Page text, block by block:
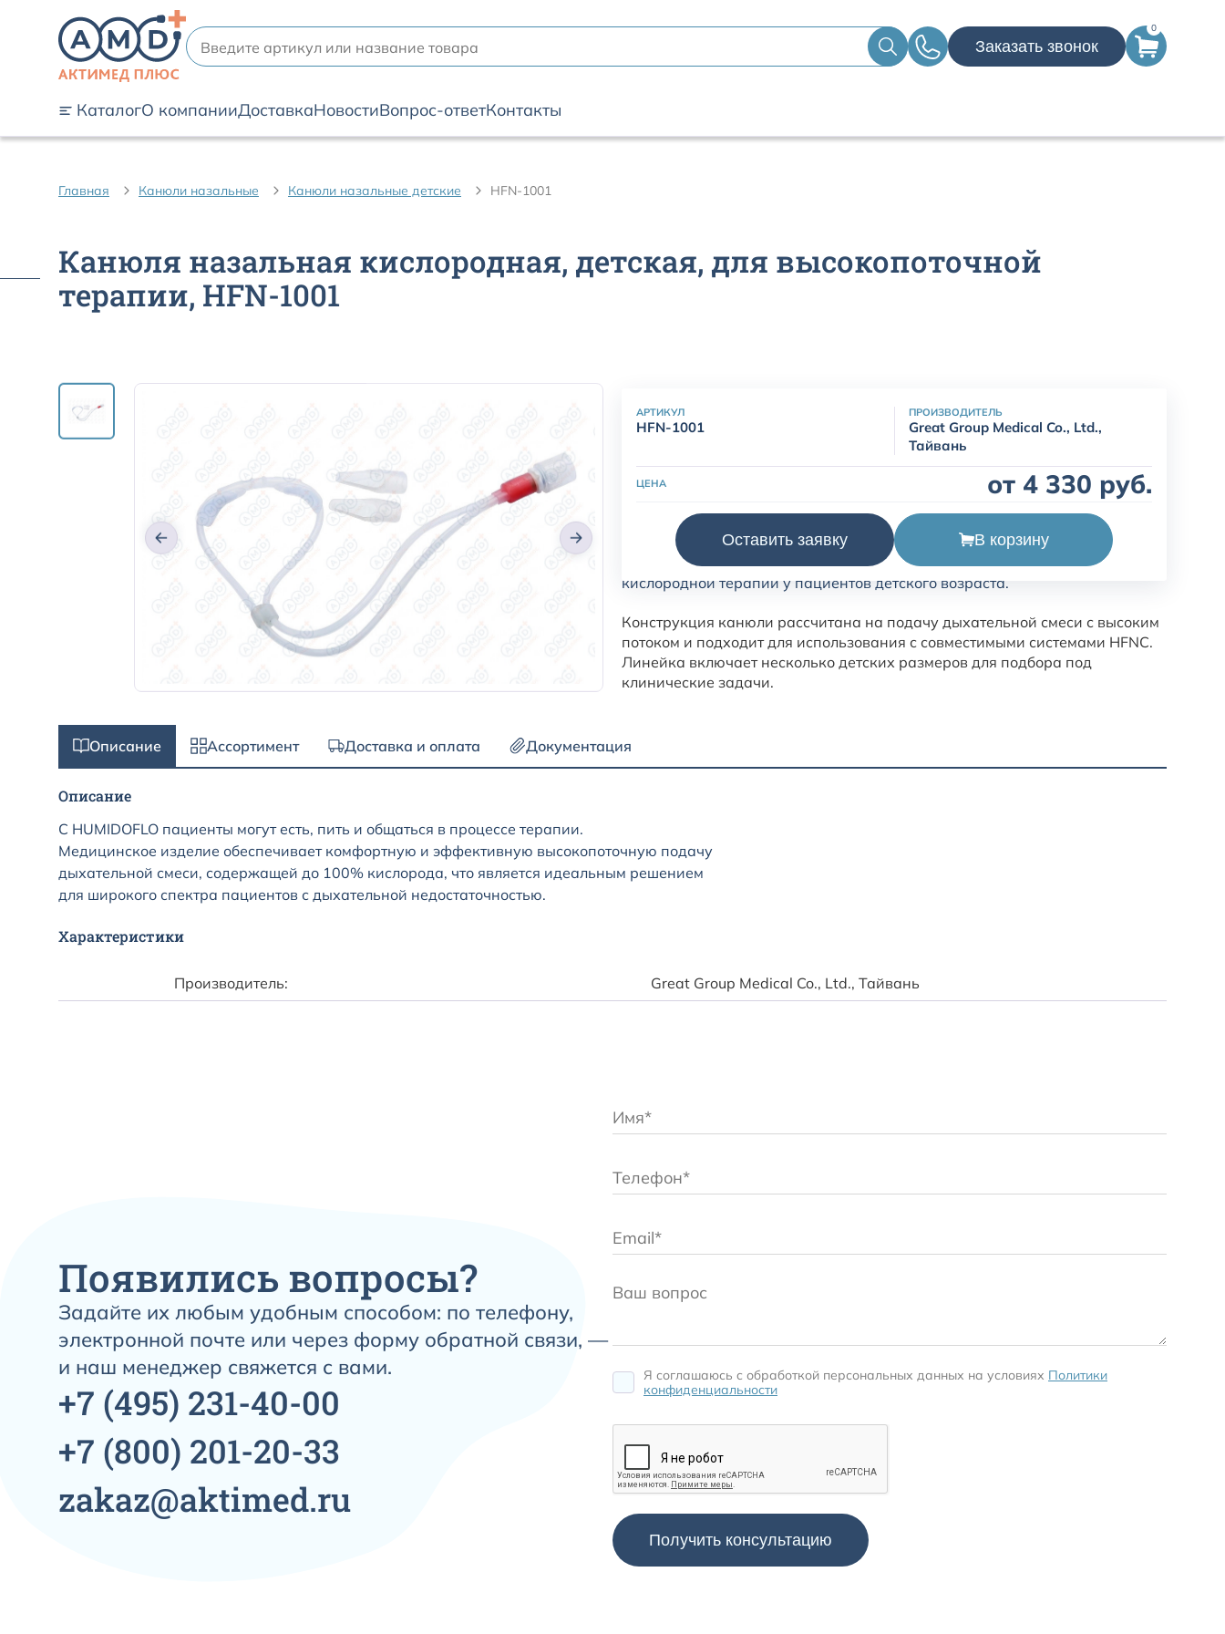
КаталогО компанииДоставкаНовостиВопрос-ответКонтакты
Заказать звонок
0
Главная Канюли назальные Канюли назальные детские HFN-1001
Канюля назальная кислородная, детская, для высокопоточной
терапии, HFN-1001
АРТИКУЛ
HFN-1001
ПРОИЗВОДИТЕЛЬ
Great Group Medical Co., Ltd.,
Тайвань
ЦЕНА от 4 330 руб.
Оставить заявку
В корзину
Детская назальная канюля HFN-1001 предназначена для высокопоточной
кислородной терапии у пациентов детского возраста.
Конструкция канюли рассчитана на подачу дыхательной смеси с высоким
потоком и подходит для использования с совместимыми системами HFNC.
Линейка включает несколько детских размеров для подбора под
клинические задачи.
Описание Ассортимент Доставка и оплата Документация
Описание
С HUMIDOFLO пациенты могут есть, пить и общаться в процессе терапии.
Медицинское изделие обеспечивает комфортную и эффективную высокопоточную подачу
дыхательной смеси, содержащей до 100% кислорода, что является идеальным решением
для широкого спектра пациентов с дыхательной недостаточностью.
Характеристики
Производитель: Great Group Medical Co., Ltd., Тайвань
Появились вопросы?
Задайте их любым удобным способом: по телефону,
электронной почте или через форму обратной связи, —
и наш менеджер свяжется с вами.
+7 (495) 231-40-00
+7 (800) 201-20-33
zakaz@aktimed.ru
Я соглашаюсь c обработкой персональных данных на условиях Политики
конфиденциальности